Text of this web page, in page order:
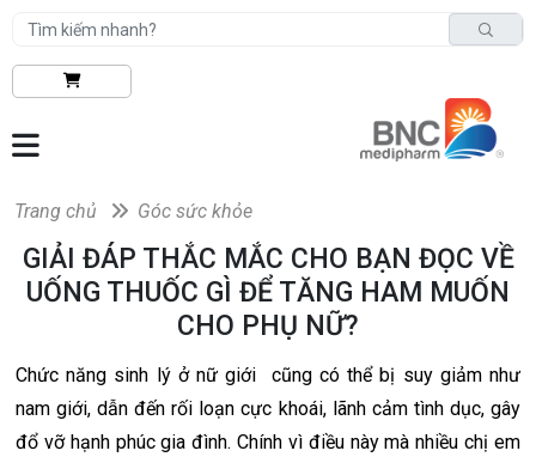
Trang chủ Góc sức khỏe
GIẢI ĐÁP THẮC MẮC CHO BẠN ĐỌC VỀ
UỐNG THUỐC GÌ ĐỂ TĂNG HAM MUỐN
CHO PHỤ NỮ?
Chức năng sinh lý ở nữ giới cũng có thể bị suy giảm như
nam giới, dẫn đến rối loạn cực khoái, lãnh cảm tình dục, gây
đổ vỡ hạnh phúc gia đình. Chính vì điều này mà nhiều chị em